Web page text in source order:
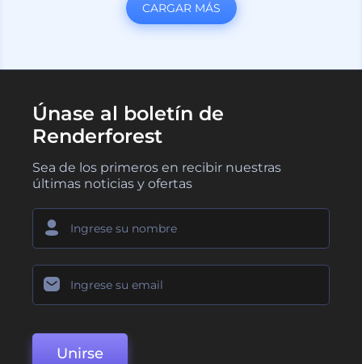
CARGAR MÁS
Únase al boletín de
Renderforest
Sea de los primeros en recibir nuestras
últimas noticias y ofertas
Unirse